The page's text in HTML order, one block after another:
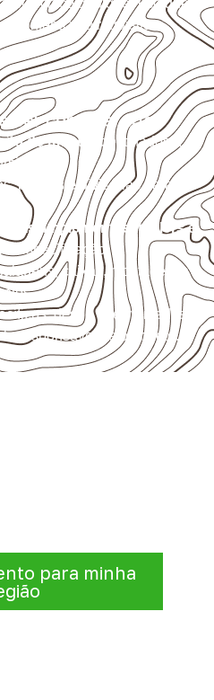
técnico qualquer uso que
intensa ou requisitos
ser considerado
de móveis
destinados a
painéis e divisórias para
implementos, trailers e
especificação.
caixas, montagem e
desde que validados
responsável pelo projeto.
para minha